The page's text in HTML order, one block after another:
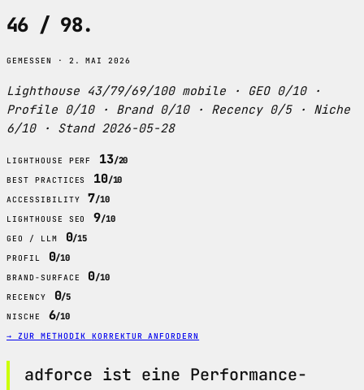
46 / 98.
GEMESSEN · 2. MAI 2026
Lighthouse 43/79/69/100 mobile · GEO 0/10 ·
Profile 0/10 · Brand 0/10 · Recency 0/5 · Niche
6/10 · Stand 2026-05-28
LIGHTHOUSE PERF 13/20
BEST PRACTICES 10/10
ACCESSIBILITY 7/10
LIGHTHOUSE SEO 9/10
GEO / LLM 0/15
PROFIL 0/10
BRAND-SURFACE 0/10
RECENCY 0/5
NISCHE 6/10
→ ZUR METHODIK KORREKTUR ANFORDERN
adforce ist eine Performance-